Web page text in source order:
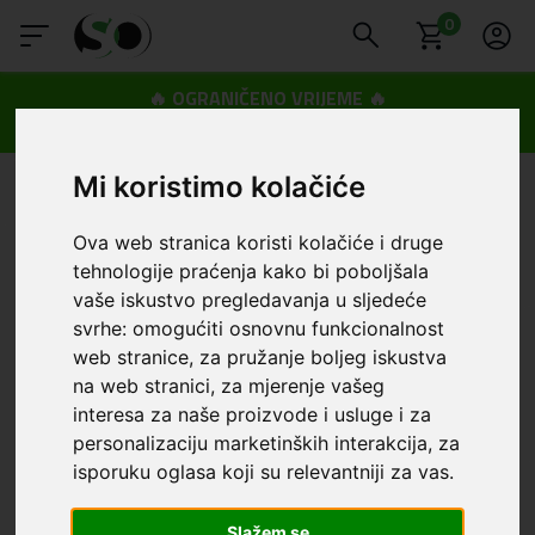
Mi koristimo kolačiće
Ova web stranica koristi kolačiće i druge
tehnologije praćenja kako bi poboljšala
vaše iskustvo pregledavanja u sljedeće
svrhe:omogućiti osnovnu funkcionalnost
web stranice, za pružanje boljeg iskustva
na web stranici, za mjerenje vašeg
interesa za naše proizvode i usluge i za
personalizaciju marketinških interakcija, za
isporuku oglasa koji su relevantniji za vas.
0
🔥 OGRANIČENO VRIJEME 🔥